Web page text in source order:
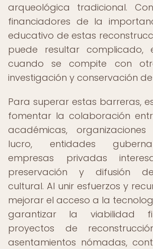
arqueológica tradicional.
financiadores de la
educativo de estas
puede resultar complicado,
cuando se compite con
investigación y conservación
Para superar estas barreras,
fomentar la colaboración
académicas,
lucro, entidades
empresas privadas
preservación y difusión
cultural. Al unir esfuerzos y
mejorar el acceso a la
garantizar la viabilidad
proyectos de
asentamientos nómadas,